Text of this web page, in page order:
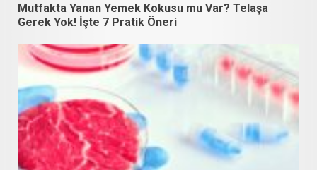
Mutfakta Yanan Yemek Kokusu mu Var? Telaşa
Gerek Yok! İşte 7 Pratik Öneri